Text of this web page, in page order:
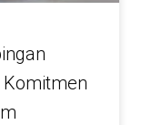
Komitmen